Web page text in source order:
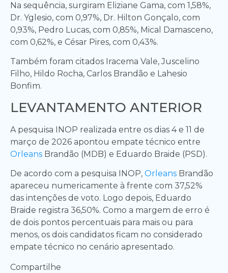
Na sequência, surgiram Eliziane Gama, com 1,58%,
Dr. Yglesio, com 0,97%, Dr. Hilton Gonçalo, com
0,93%, Pedro Lucas, com 0,85%, Mical Damasceno,
com 0,62%, e César Pires, com 0,43%.
Também foram citados Iracema Vale, Juscelino
Filho, Hildo Rocha, Carlos Brandão e Lahesio
Bonfim.
LEVANTAMENTO ANTERIOR
A pesquisa INOP realizada entre os dias 4 e 11 de
março de 2026 apontou empate técnico entre
Orleans Brandão (MDB) e Eduardo Braide (PSD).
De acordo com a pesquisa INOP, Orleans Brandão
apareceu numericamente à frente com 37,52%
das intenções de voto. Logo depois, Eduardo
Braide registra 36,50%. Como a margem de erro é
de dois pontos percentuais para mais ou para
menos, os dois candidatos ficam no considerado
empate técnico no cenário apresentado.
Compartilhe